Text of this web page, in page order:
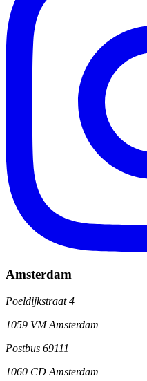
Amsterdam
Poeldijkstraat 4
1059 VM Amsterdam
Postbus 69111
1060 CD Amsterdam